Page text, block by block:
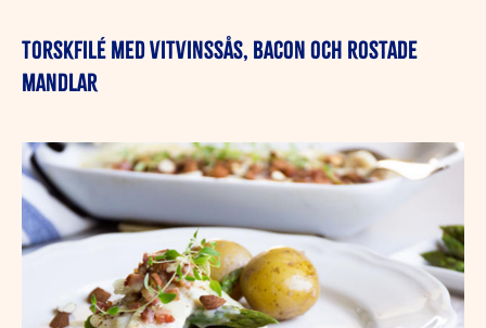
TORSKFILÉ MED VITVINSSÅS, BACON OCH ROSTADE
MANDLAR